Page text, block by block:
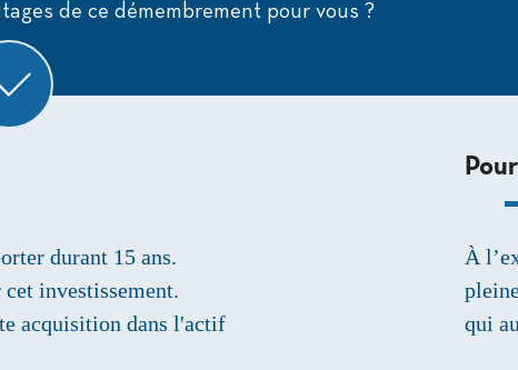
de ce démembrement pour vous ?
durant 15 ans.
investissement.
acquisition dans l'actif
À
qui